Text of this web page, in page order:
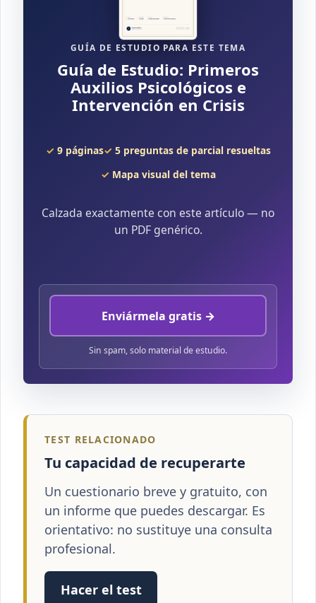
GUÍA DE ESTUDIO PARA ESTE TEMA
Guía de Estudio: Primeros
Auxilios Psicológicos e
Intervención en Crisis
9 páginas
5 preguntas de parcial resueltas
Mapa visual del tema
Calzada exactamente con este artículo — no
un PDF genérico.
Enviármela gratis →
Sin spam, solo material de estudio.
TEST RELACIONADO
Tu capacidad de recuperarte
Un cuestionario breve y gratuito, con
un informe que puedes descargar. Es
orientativo: no sustituye una consulta
profesional.
Hacer el test